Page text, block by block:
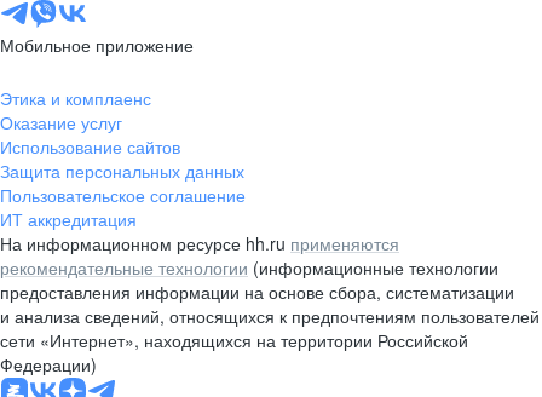
Мобильное приложение
Этика и комплаенс
Оказание услуг
Использование сайтов
Защита персональных данных
Пользовательское соглашение
ИТ аккредитация
На информационном ресурсе hh.ru применяются
рекомендательные технологии (информационные технологии
предоставления информации на основе сбора, систематизации
и анализа сведений, относящихся к предпочтениям пользователей
сети «Интернет», находящихся на территории Российской
Федерации)